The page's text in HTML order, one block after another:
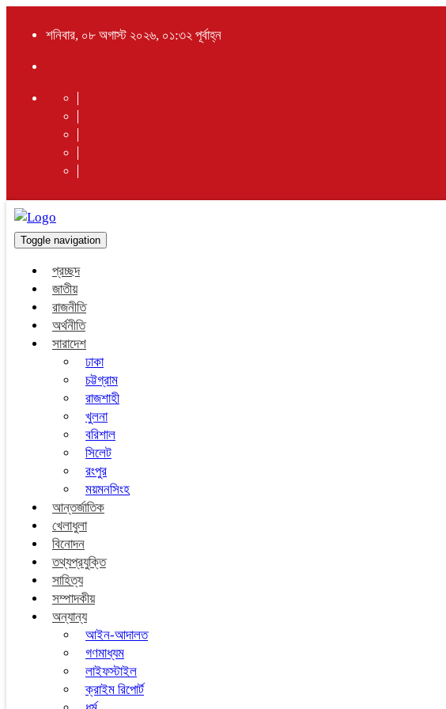
শনিবার, ০৮ অগাস্ট ২০২৬, ০১:৩২ পূর্বাহ্ন
Toggle navigation
প্রচ্ছদ
জাতীয়
রাজনীতি
অর্থনীতি
সারাদেশ
ঢাকা
চট্টগ্রাম
রাজশাহী
খুলনা
বরিশাল
সিলেট
রংপুর
ময়মনসিংহ
আন্তর্জাতিক
খেলাধুলা
বিনোদন
তথ্যপ্রযুক্তি
সাহিত্য
সম্পাদকীয়
অন্যান্য
আইন-আদালত
গণমাধ্যম
লাইফস্টাইল
ক্রাইম রিপোর্ট